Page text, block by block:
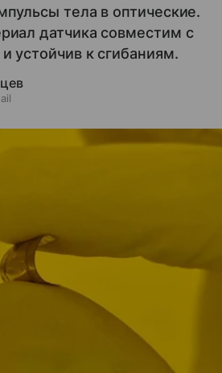
тела в оптические.
датчика совместим с
устойчив к сгибаниям.